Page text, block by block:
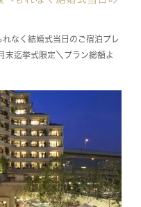
れなく結婚式当日のご宿泊プレ
迄挙式限定＼プラン総額よ